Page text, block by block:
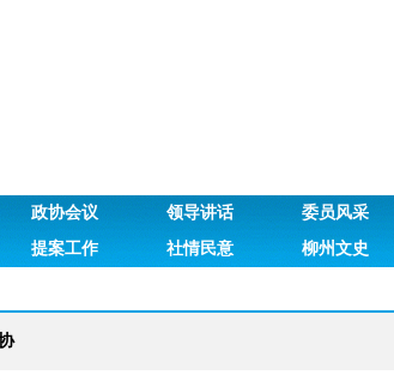
政协会议 领导讲话 委员风采
提案工作 社情民意 柳州文史